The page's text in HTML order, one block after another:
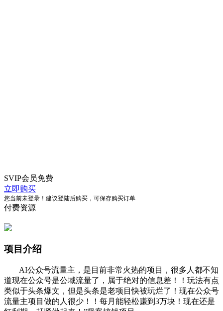
SVIP会员免费
立即购买
您当前未登录！建议登陆后购买，可保存购买订单
付费资源
项目介绍
AI公众号流量主，是目前非常火热的项目，很多人都不知
道现在公众号是公域流量了，属于绝对的信息差！！玩法有点
类似于头条爆文，但是头条是老项目快被玩烂了！现在公众号
流量主项目做的人很少！！每月能轻松赚到3万块！现在还是